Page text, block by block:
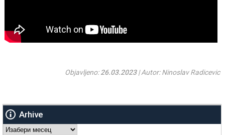
Objavljeno:26.03.2023| Autor: Ninoslav Radicevic
Arhive
Arhive